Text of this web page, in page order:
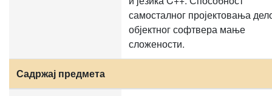
самосталног пројектовања
објектног софтвера мање
сложености.
Садржај предмета